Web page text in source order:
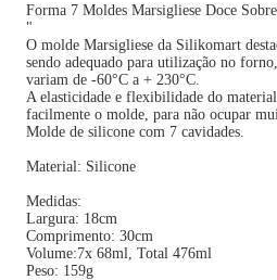
Forma 7 Moldes Marsigliese Doce
"
O molde Marsigliese da Silikomart
sendo adequado para utilização no
variam de -60°C a + 230°C.
A elasticidade e flexibilidade do
facilmente o molde, para não ocupar
Molde de silicone com 7 cavidades.
Material: Silicone
Medidas:
Largura: 18cm
Comprimento: 30cm
Volume:7x 68ml, Total 476ml
Peso: 159g